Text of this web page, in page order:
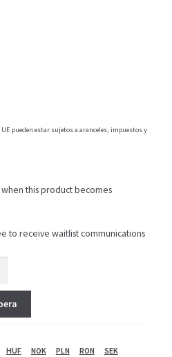
pueden estar sujetos a aranceles, impuestos y
this product becomes
to receive waitlist communications
HUF NOK PLN RON SEK